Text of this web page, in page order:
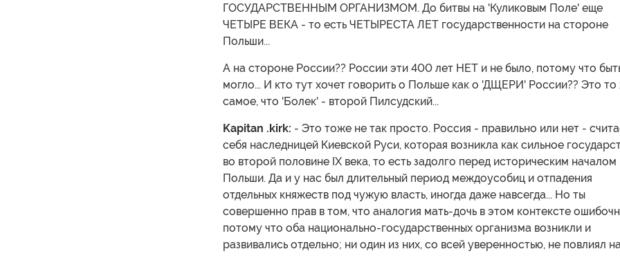
ГОСУДАРСТВЕННЫМ ОРГАНИЗМОМ. До битвы на 'Куликовым Поле' еще
ЧЕТЫРЕ ВЕКА - то есть ЧЕТЫРЕСТА ЛЕТ государственности на стороне
Польши...
А на стороне России?? России эти 400 лет НЕТ и не было, потому что
могло... И кто тут хочет говорить о Польше как о 'ДЩЕРИ' России?? Это
самое, что 'Болек' - второй Пилсудский...
Kapitan .kirk: - Это тоже не так просто. Россия - правильно или нет -
себя наследницей Киевской Руси, которая возникла как сильное
во второй половине IX века, то есть задолго перед историческим началом
Польши. Да и у нас был длительный период междоусобиц и отпадения
отдельных княжеств под чужую власть, иногда даже навсегда... Но ты
совершенно прав в том, что аналогия мать-дочь в этом контексте
потому что оба национально-государственных организма возникли и
развивались отдельно; ни один из них, со всей уверенностью, не повлиял